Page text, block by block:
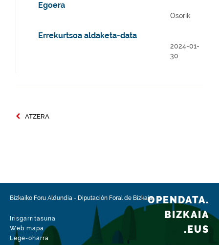
Egoera
Osorik
Errekurtsoa aldaketa-data
2024-01-
30
ATZERA
Bizkaiko Foru Aldundia - Diputación Foral de Bizkaia
Irisgarritasuna
Web mapa
Lege-oharra
OPENDATA.
BIZKAIA
.EUS